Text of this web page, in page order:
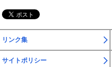
リンク集
サイトポリシー